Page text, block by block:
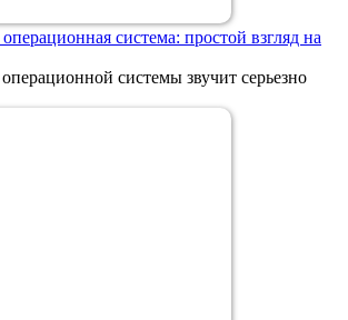
система: простой взгляд на
системы звучит серьезно